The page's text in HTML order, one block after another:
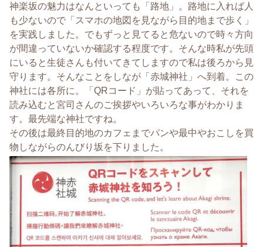
神楽坂の魅力はなんといっても「路地」。路地に入れば人
も少ないので「スマホの地図を見ながら目的地まで歩く」
を実践しました。でもずっと見てると危ないので時々方向
が間違っていないか確認する程度です。そんな時私が先頭
にいると生徒さんも付いてきてしますので私は後ろから見
守ります。そんなことをしなが「赤城神社」へ到着。この
神社には各所に。「QRコード」が貼ってあって、それを
読み込むと宮司さんのご挨拶やいろいろな事がわかりま
す。最先端な神社ですね。
その後は最終目的地のカフェまでパンや最中やおこしを買
物しながらのんびり坂を下りました。